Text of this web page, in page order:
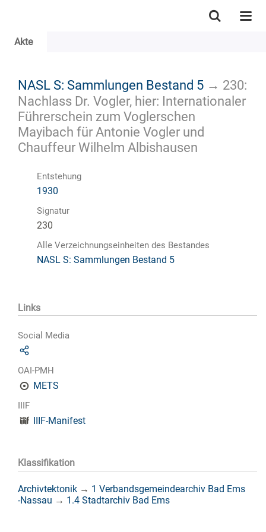
Akte
NASL S: Sammlungen Bestand 5 → 230:
Nachlass Dr. Vogler, hier: Internationaler
Führerschein zum Voglerschen
Mayibach für Antonie Vogler und
Chauffeur Wilhelm Albishausen
Entstehung
1930
Signatur
230
Alle Verzeichnungseinheiten des Bestandes
NASL S: Sammlungen Bestand 5
Links
Social Media
OAI-PMH
METS
IIIF
IIIF-Manifest
Klassifikation
Archivtektonik → 1 Verbandsgemeindearchiv Bad Ems
-Nassau → 1.4 Stadtarchiv Bad Ems